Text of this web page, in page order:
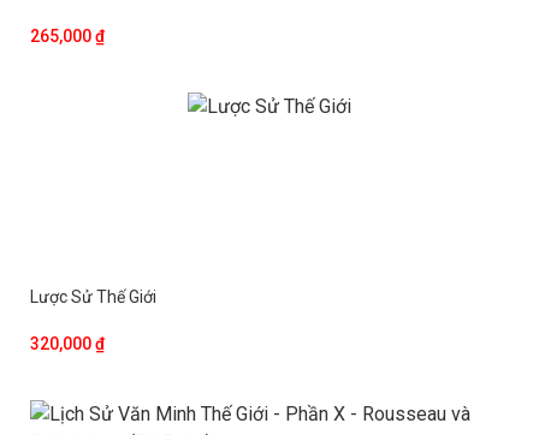
265,000 ₫
Lược Sử Thế Giới
320,000 ₫